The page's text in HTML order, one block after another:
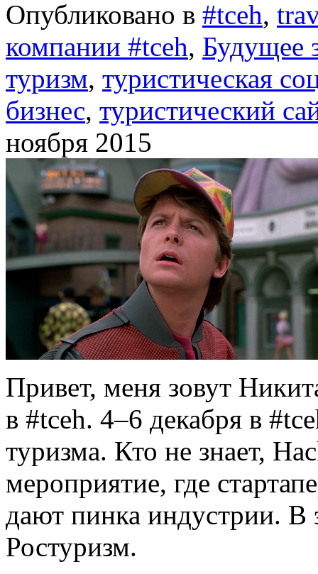
Опубликовано в #tceh,
компании #tceh, Будущее
туризм, туристическая
бизнес, туристический
ноября 2015
Привет, меня зовут
в #tceh. 4–6 декабря в
туризма. Кто не знает,
мероприятие, где
дают пинка индустрии. В
Ростуризм.